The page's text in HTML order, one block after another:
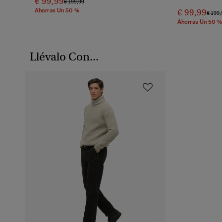
Ahorras Un 50 %
€ 99,99€
Ahorras Un 50 %
Llévalo Con...